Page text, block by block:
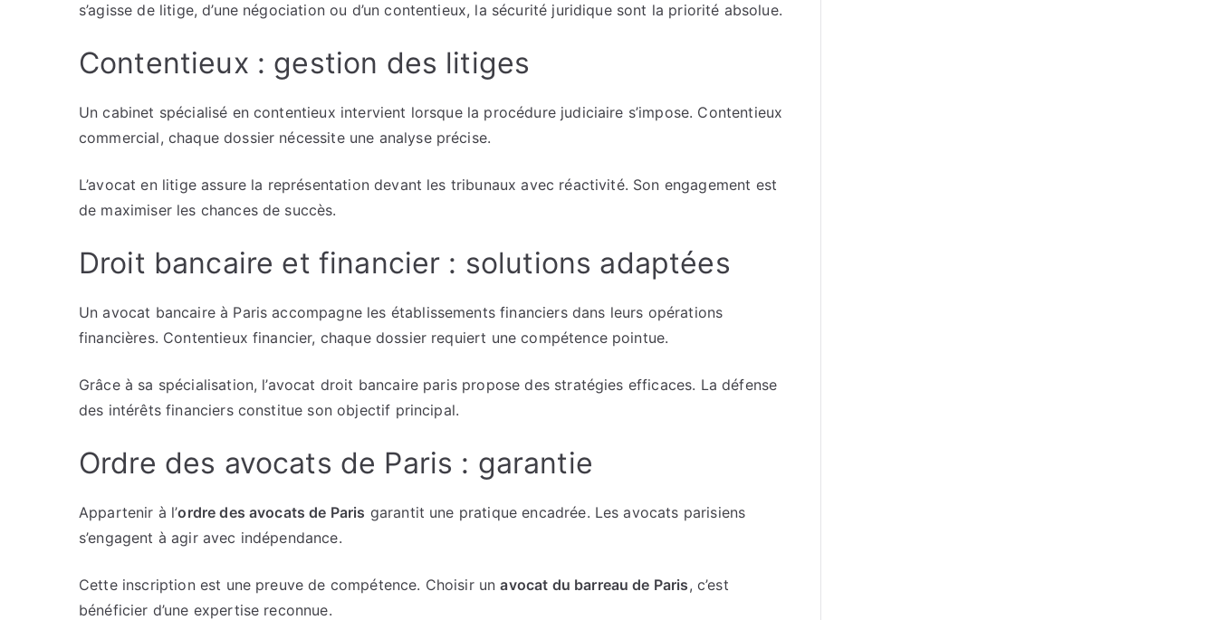
s’agisse de litige, d’une négociation ou d’un contentieux, la sécurité juridique sont la priorité absolue.
Contentieux : gestion des litiges
Un cabinet spécialisé en contentieux intervient lorsque la procédure judiciaire s’impose. Contentieux
commercial, chaque dossier nécessite une analyse précise.
L’avocat en litige assure la représentation devant les tribunaux avec réactivité. Son engagement est
de maximiser les chances de succès.
Droit bancaire et financier : solutions adaptées
Un avocat bancaire à Paris accompagne les établissements financiers dans leurs opérations
financières. Contentieux financier, chaque dossier requiert une compétence pointue.
Grâce à sa spécialisation, l’avocat droit bancaire paris propose des stratégies efficaces. La défense
des intérêts financiers constitue son objectif principal.
Ordre des avocats de Paris : garantie
Appartenir à l’ordre des avocats de Paris garantit une pratique encadrée. Les avocats parisiens
s’engagent à agir avec indépendance.
Cette inscription est une preuve de compétence. Choisir unavocat du barreau de Paris, c’est
bénéficier d’une expertise reconnue.